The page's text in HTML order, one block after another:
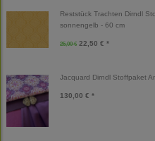
Reststück Trachten Dirndl
sonnengelb - 60 cm
25,00 € 22,50 € *
Jacquard Dirndl Stoffpaket
130,00 € *